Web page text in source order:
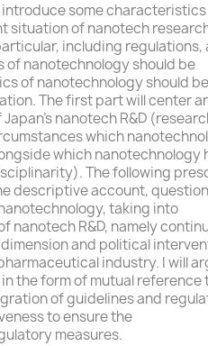
some
situation of nanotech
including regulations,
of nanotechnology should be
of nanotechnology should be
The first part will center
nanotech R&D
which
which nanotechnology
The following
descriptive account,
taking into
nanotech R&D, namely
and political
industry. I will
the form of mutual reference
of guidelines and
to ensure the
measures.